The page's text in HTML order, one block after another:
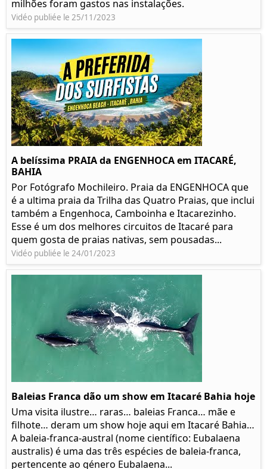
milhões foram gastos nas instalações.
Vidéo publiée le 25/11/2023
A belíssima PRAIA da ENGENHOCA em ITACARÉ,
BAHIA
Por Fotógrafo Mochileiro. Praia da ENGENHOCA que
é a ultima praia da Trilha das Quatro Praias, que inclui
também a Engenhoca, Camboinha e Itacarezinho.
Esse é um dos melhores circuitos de Itacaré para
quem gosta de praias nativas, sem pousadas...
Vidéo publiée le 24/01/2023
Baleias Franca dão um show em Itacaré Bahia hoje
Uma visita ilustre… raras… baleias Franca… mãe e
filhote… deram um show hoje aqui em Itacaré Bahia…
A baleia-franca-austral (nome científico: Eubalaena
australis) é uma das três espécies de baleia-franca,
pertencente ao género Eubalaena...